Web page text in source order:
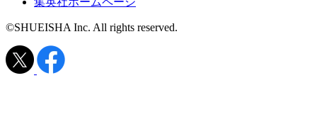
©SHUEISHA Inc. All rights reserved.